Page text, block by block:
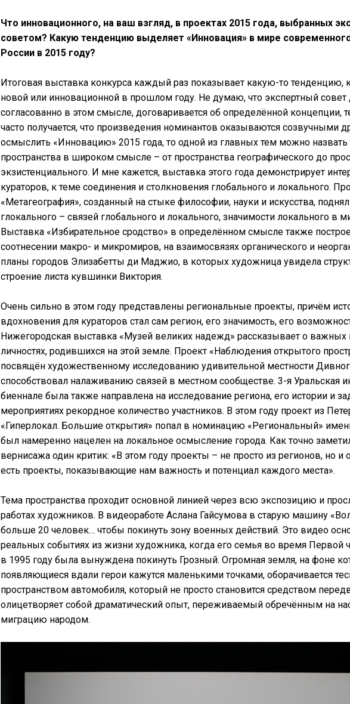
Что инновационного, на ваш взгляд, в проектах 2015 года, выбранных
советом? Какую тенденцию выделяет «Инновация» в мире
России в 2015 году?
Итоговая выставка конкурса каждый раз показывает какую-то тенденцию,
новой или инновационной в прошлом году. Не думаю, что экспертный совет
согласованно в этом смысле, договаривается об определённой концепции,
часто получается, что произведения номинантов оказываются созвучными
осмыслить «Инновацию» 2015 года, то одной из главных тем можно назвать
пространства в широком смысле – от пространства географического до
экзистенциального. И мне кажется, выставка этого года демонстрирует
кураторов, к теме соединения и столкновения глобального и локального.
«Метагеография», созданный на стыке философии, науки и искусства,
глокального – связей глобального и локального, значимости локального в
Выставка «Избирательное сродство» в определённом смысле также
соотнесении макро- и микромиров, на взаимосвязях органического и
планы городов Элизабетты ди Маджио, в которых художница увидела
строение листа кувшинки Виктория.
Очень сильно в этом году представлены региональные проекты, причём
вдохновения для кураторов стал сам регион, его значимость, его
Нижегородская выставка «Музей великих надежд» рассказывает о важных
личностях, родившихся на этой земле. Проект «Наблюдения открытого
посвящён художественному исследованию удивительной местности
способствовал налаживанию связей в местном сообществе. 3-я Уральская
биеннале была также направлена на исследование региона, его истории и
мероприятиях рекордное количество участников. В этом году проект из
«Гиперлокал. Большие открытия» попал в номинацию «Региональный»
был намеренно нацелен на локальное осмысление города. Как точно
вернисажа один критик: «В этом году проекты – не просто из регионов, но и
есть проекты, показывающие нам важность и потенциал каждого места».
Тема пространства проходит основной линией через всю экспозицию и
работах художников. В видеоработе Аслана Гайсумова в старую машину
больше 20 человек… чтобы покинуть зону военных действий. Это видео
реальных событиях из жизни художника, когда его семья во время Первой
в 1995 году была вынуждена покинуть Грозный. Огромная земля, на фоне
появляющиеся вдали герои кажутся маленькими точками, оборачивается
пространством автомобиля, который не просто становится средством
олицетворяет собой драматический опыт, переживаемый обречённым на
миграцию народом.